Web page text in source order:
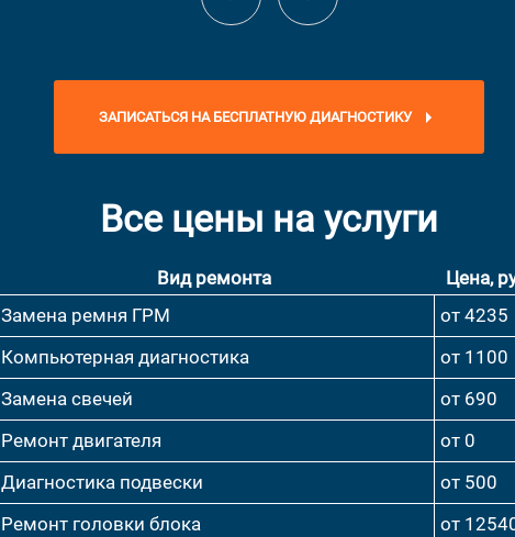
ЗАПИСАТЬСЯ НА БЕСПЛАТНУЮ ДИАГНОСТИКУ
Все цены на услуги
Вид ремонта
Цена,
Замена ремня ГРМ
от 4235
Компьютерная диагностика
от 1100
Замена свечей
от 690
Ремонт двигателя
от 0
Диагностика подвески
от 500
Ремонт головки блока
от